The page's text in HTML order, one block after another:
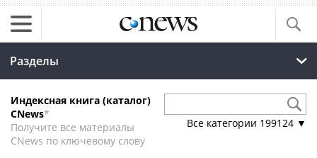
Разделы
Индексная книга (каталог)
CNews*
Получите все материалы
CNews по ключевому слову
Все категории 199124 ▼